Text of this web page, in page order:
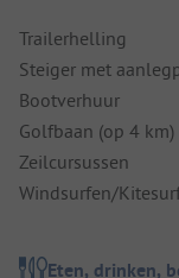
Trailerhelling
Steiger met
Bootverhuur
Golfbaan (op 4 km)
Zeilcursussen
Windsurfen/
Eten, drinken,